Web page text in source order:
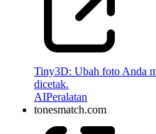
Tiny3D: Ubah foto Anda
dicetak.
AIPeralatan
tonesmatch.com